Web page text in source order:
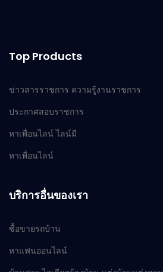
Top Products
ข่าวสารราชการ ความรู้งานราชการ
ประกาศสอบราชการ
หาเพื่อนไลน์ ไลน์มี
หาเพื่อนไลน์
บริการอื่นของเรา
ซื้อขายรถบ้าน
หาแฟนออนไลน์